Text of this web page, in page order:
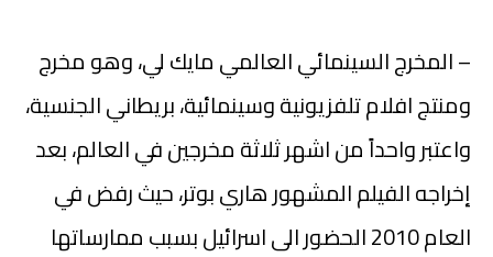
– المخرج السينمائي العالمي مايك لي، وهو مخرج
ومنتج افلام تلفزيونية وسينمائية، بريطاني الجنسية،
واعتبر واحداً من اشهر ثلاثة مخرجين في العالم، بعد
إخراجه الفيلم المشهور هاري بوتر، حيث رفض في
العام 2010 الحضور الى اسرائيل بسبب ممارساتها